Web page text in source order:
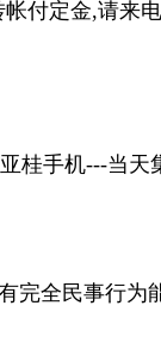
付定金,请来
桂手机---当天
完全民事行为